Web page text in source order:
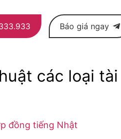
Báo giá ngay
các loại
đồng tiếng Nhật